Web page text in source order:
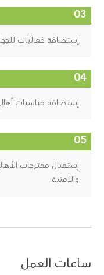
إستضافة فعاليات
إستضافة مناسبات
إستقبال مقترحات
والأمنية.
ساعات العمل